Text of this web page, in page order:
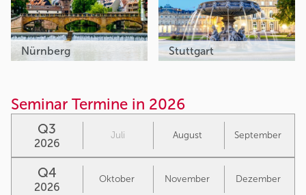
Nürnberg Stuttgart
Seminar Termine in 2026
Q3
2026
Juli August September
Q4
2026
Oktober November Dezember